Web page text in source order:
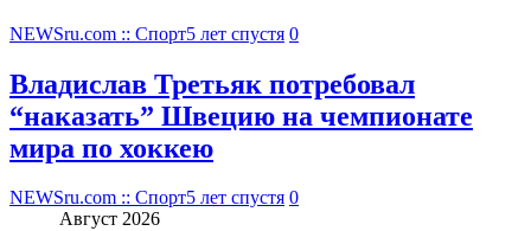
NEWSru.com :: Спорт5 лет спустя 0
Владислав Третьяк потребовал
“наказать” Швецию на чемпионате
мира по хоккею
NEWSru.com :: Спорт5 лет спустя 0
Август 2026